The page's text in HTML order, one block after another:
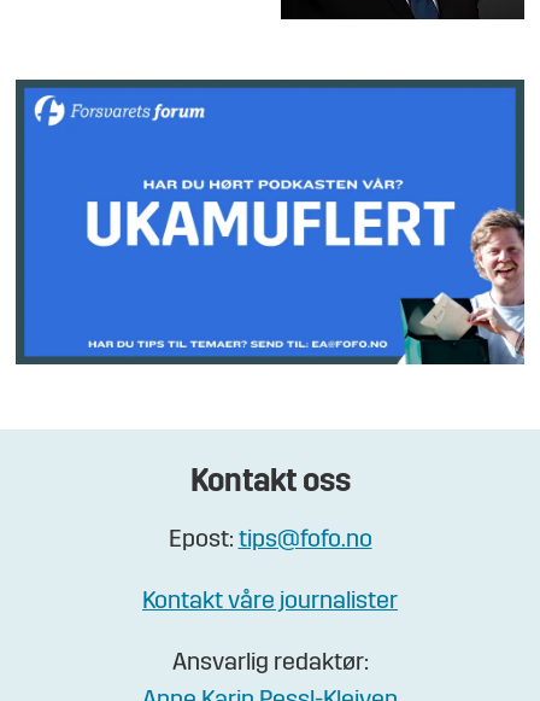
Kontakt oss
Epost: tips@fofo.no
Kontakt våre journalister
Ansvarlig redaktør: